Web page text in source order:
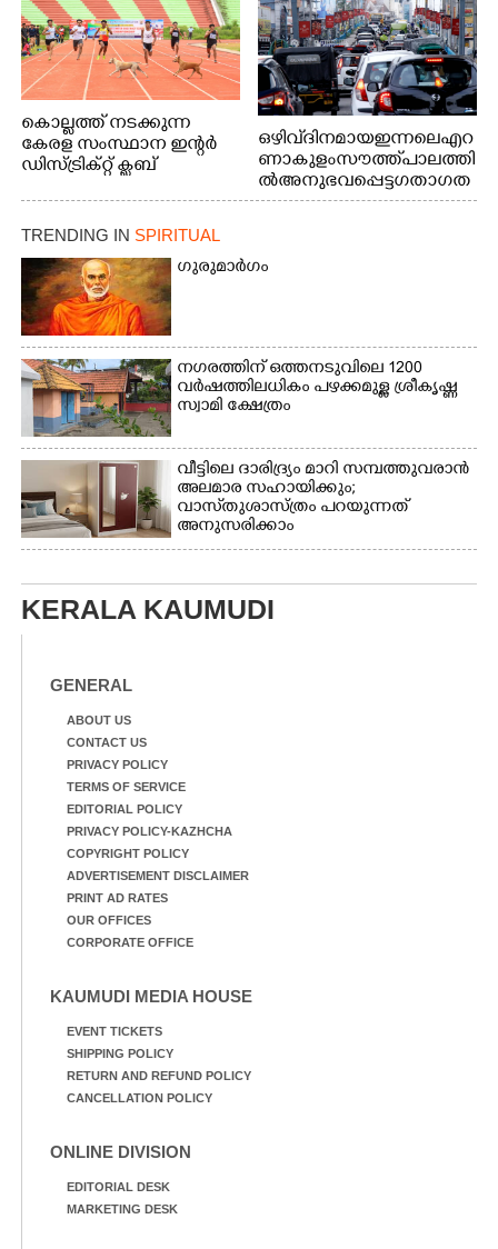
കൊല്ലത്ത് നടക്കുന്ന
കേരള സംസ്ഥാന ഇന്റർ
ഡിസ്ട്രിക്റ്റ് ക്ലബ്
ചാമ്പ്യൻഷിപ്പിൽ അണ്ടർ
20 ആൺകുട്ടികളുടെ 200
മത്സരത്തിനിടെ സിന്തറ്റിക്
ട്രാക്കിന് കുറുകെ ഓടുന്ന
നായകൾ.
ഒഴിവ് ദിനമായ ഇന്നലെ എറ
ണാകുളം സൗത്ത് പാലത്തി
ൽ അനുഭവപ്പെട്ട ഗതാഗത
ക്കുരുക്ക്
TRENDING IN SPIRITUAL
ഗുരുമാർഗം
നഗരത്തിന് ഒത്തനടുവിലെ 1200
വർഷത്തിലധികം പഴക്കമുള്ള ശ്രീകൃഷ്ണ
സ്വാമി ക്ഷേത്രം
വീട്ടിലെ ദാരിദ്ര്യം മാറി സമ്പത്തുവരാൻ
അലമാര സഹായിക്കും;
വാസ്‌തുശാസ്ത്രം പറയുന്നത്
അനുസരിക്കാം
KERALA KAUMUDI
GENERAL
ABOUT US
CONTACT US
PRIVACY POLICY
TERMS OF SERVICE
EDITORIAL POLICY
PRIVACY POLICY-KAZHCHA
COPYRIGHT POLICY
ADVERTISEMENT DISCLAIMER
PRINT AD RATES
OUR OFFICES
CORPORATE OFFICE
KAUMUDI MEDIA HOUSE
EVENT TICKETS
SHIPPING POLICY
RETURN AND REFUND POLICY
CANCELLATION POLICY
ONLINE DIVISION
EDITORIAL DESK
MARKETING DESK